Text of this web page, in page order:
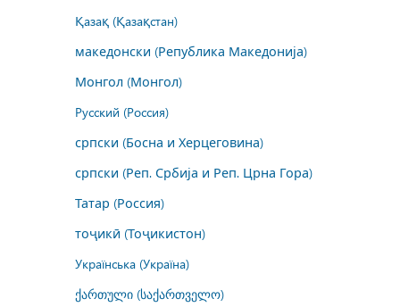
Қазақ (Қазақстан)
македонски (Република Македонија)
Монгол (Монгол)
Русский (Россия)
српски (Босна и Херцеговина)
српски (Реп. Србија и Реп. Црна Гора)
Татар (Россия)
тоҷикӣ (Тоҷикистон)
Українська (Україна)
ქართული (საქართველო)